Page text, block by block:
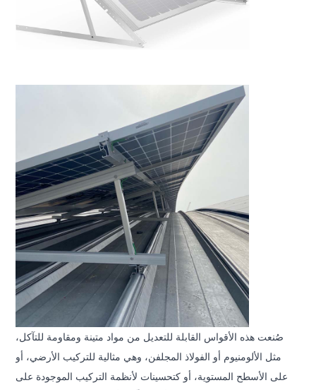
صُنعت هذه الأقواس القابلة للتعديل من مواد متينة ومقاومة للتآكل،
مثل الألومنيوم أو الفولاذ المجلفن، وهي مثالية للتركيب الأرضي، أو
على الأسطح المستوية، أو كتحسينات لأنظمة التركيب الموجودة على